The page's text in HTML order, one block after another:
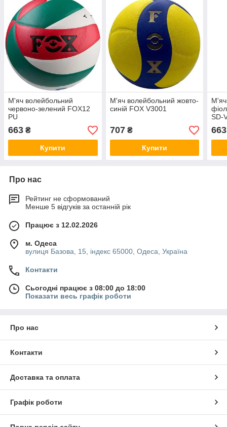
М'яч волейбольний
червоно-зелений FOX12
PU
663 ₴
Купити
М'яч волейбольний жовто-
синій FOX V3001
707₴
Купити
М'яч
SD-
663
Про нас
Рейтинг не сформований
Менше 5 відгуків за останній рік
Працює з 12.02.2026
м. Одеса
вулиця Базова, 15, індекс 65000, Одеса, Україна
Контакти
Сьогодні працює з 08:00 до 18:00
Показати весь графік роботи
Про нас
Контакти
Доставка та оплата
Графік роботи